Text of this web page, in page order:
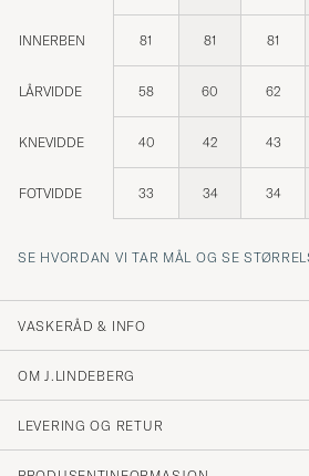
INNERBEN 81 81 81
LÅRVIDDE 58 60 62
KNEVIDDE 40 42 43
FOTVIDDE 33 34 34
SE HVORDAN VI TAR MÅL OG SE
VASKERÅD & INFO
OM J.LINDEBERG
LEVERING OG RETUR